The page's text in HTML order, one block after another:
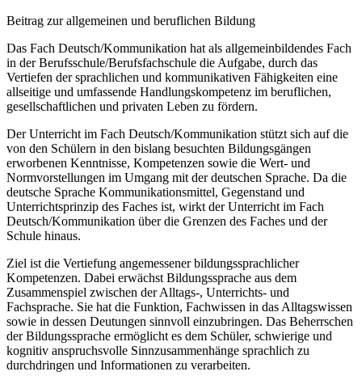
Beitrag zur allgemeinen und beruflichen Bildung
Das Fach Deutsch/Kommunikation hat als allgemeinbildendes Fach
in der Berufsschule/Berufsfachschule die Aufgabe, durch das
Vertiefen der sprachlichen und kommunikativen Fähigkeiten eine
allseitige und umfassende Handlungskompetenz im beruflichen,
gesellschaftlichen und privaten Leben zu fördern.
Der Unterricht im Fach Deutsch/Kommunikation stützt sich auf die
von den Schülern in den bislang besuchten Bildungsgängen
erworbenen Kenntnisse, Kompetenzen sowie die Wert- und
Normvorstellungen im Umgang mit der deutschen Sprache. Da die
deutsche Sprache Kommunikationsmittel, Gegenstand und
Unterrichtsprinzip des Faches ist, wirkt der Unterricht im Fach
Deutsch/Kommunikation über die Grenzen des Faches und der
Schule hinaus.
Ziel ist die Vertiefung angemessener bildungssprachlicher
Kompetenzen. Dabei erwächst Bildungssprache aus dem
Zusammenspiel zwischen der Alltags-, Unterrichts- und
Fachsprache. Sie hat die Funktion, Fachwissen in das Alltagswissen
sowie in dessen Deutungen sinnvoll einzubringen. Das Beherrschen
der Bildungssprache ermöglicht es dem Schüler, schwierige und
kognitiv anspruchsvolle Sinnzusammenhänge sprachlich zu
durchdringen und Informationen zu verarbeiten.